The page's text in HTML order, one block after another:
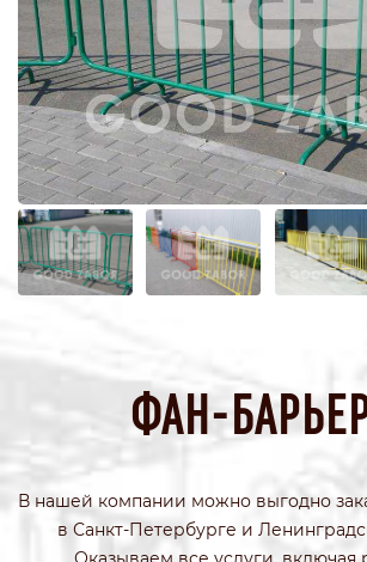
ФАН-
В нашей компании можно выгодно
в Санкт-Петербурге и